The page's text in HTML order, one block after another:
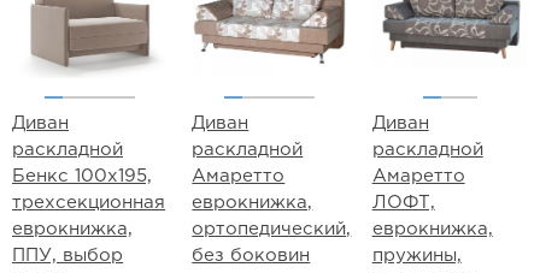
Диван
раскладной
Бенкс 100х195,
трехсекционная
еврокнижка,
ППУ, выбор
Диван
раскладной
Амаретто
еврокнижка,
ортопедический,
без боковин
Диван
раскладной
Амаретто
ЛОФТ,
еврокнижка,
пружины,